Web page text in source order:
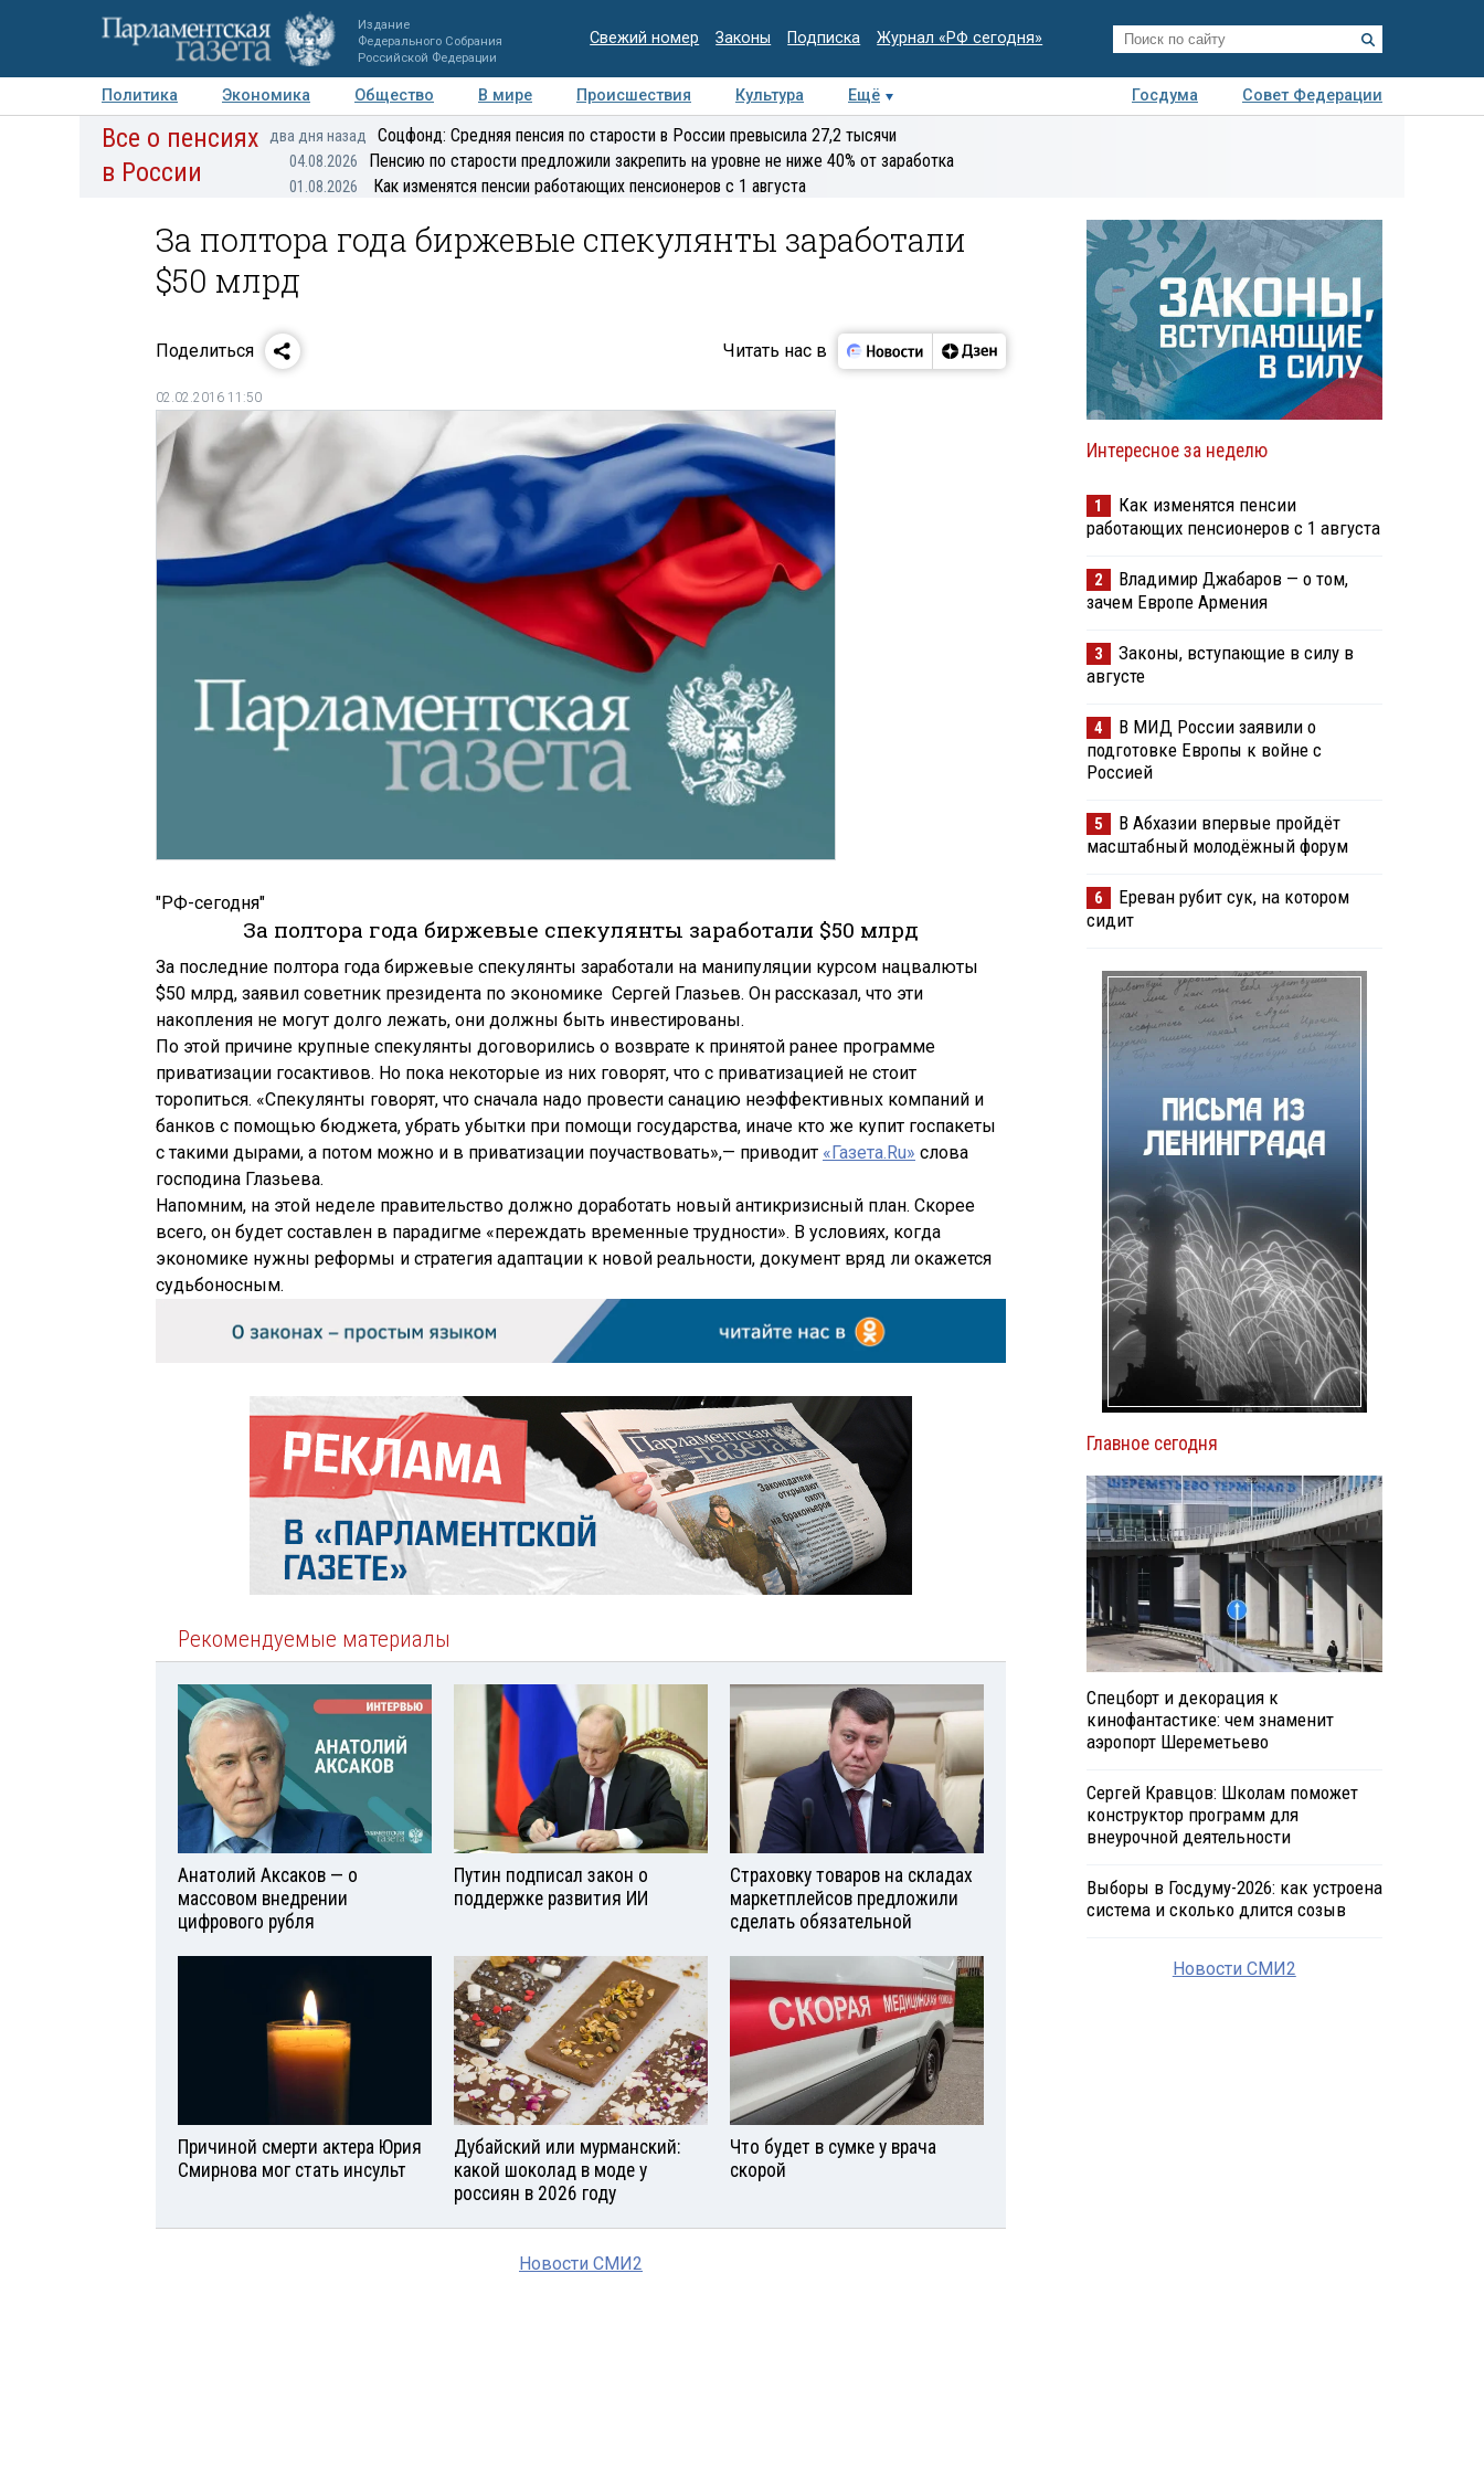
Издание
Федерального Собрания
Российской Федерации
Свежий номер Законы Подписка Журнал «РФ сегодня»
Политика Экономика Общество В мире Происшествия Культура Ещё Госдума
Совет Федерации
Авторы Персоны Мнения Регионы Медиацентр Интервью Колумнисты
Все о пенсиях
в России
два дня назад Соцфонд: Средняя пенсия по старости в России превысила 27,2 тысячи
04.08.2026 Пенсию по старости предложили закрепить на уровне не ниже 40% от заработка
01.08.2026 Как изменятся пенсии работающих пенсионеров с 1 августа
За полтора года биржевые спекулянты заработали
$50 млрд
Поделиться Читать нас в
02.02.2016 11:50
"РФ-сегодня"
За полтора года биржевые спекулянты заработали $50 млрд
За последние полтора года биржевые спекулянты заработали на манипуляции курсом нацвалюты
$50 млрд, заявил советник президента по экономике Сергей Глазьев. Он рассказал, что эти
накопления не могут долго лежать, они должны быть инвестированы.
По этой причине крупные спекулянты договорились о возврате к принятой ранее программе
приватизации госактивов. Но пока некоторые из них говорят, что с приватизацией не стоит
торопиться. «Спекулянты говорят, что сначала надо провести санацию неэффективных компаний и
банков с помощью бюджета, убрать убытки при помощи государства, иначе кто же купит госпакеты
с такими дырами, а потом можно и в приватизации поучаствовать»,— приводит «Газета.Ru» слова
господина Глазьева.
Напомним, на этой неделе правительство должно доработать новый антикризисный план. Скорее
всего, он будет составлен в парадигме «переждать временные трудности». В условиях, когда
экономике нужны реформы и стратегия адаптации к новой реальности, документ вряд ли окажется
судьбоносным.
Рекомендуемые материалы
Анатолий Аксаков — о
массовом внедрении
цифрового рубля
Путин подписал закон о
поддержке развития ИИ
Страховку товаров на складах
маркетплейсов предложили
сделать обязательной
Причиной смерти актера Юрия
Смирнова мог стать инсульт
Дубайский или мурманский:
какой шоколад в моде у
россиян в 2026 году
Что будет в сумке у врача
скорой
Новости СМИ2
Интересное за неделю
1
Как изменятся пенсии
работающих пенсионеров с 1 августа
2
Владимир Джабаров — о том,
зачем Европе Армения
3
Законы, вступающие в силу в
августе
4
В МИД России заявили о
подготовке Европы к войне с
Россией
5
В Абхазии впервые пройдёт
масштабный молодёжный форум
6
Ереван рубит сук, на котором
сидит
Главное сегодня
Спецборт и декорация к
кинофантастике: чем знаменит
аэропорт Шереметьево
Сергей Кравцов: Школам поможет
конструктор программ для
внеурочной деятельности
Выборы в Госдуму-2026: как устроена
система и сколько длится созыв
Новости СМИ2